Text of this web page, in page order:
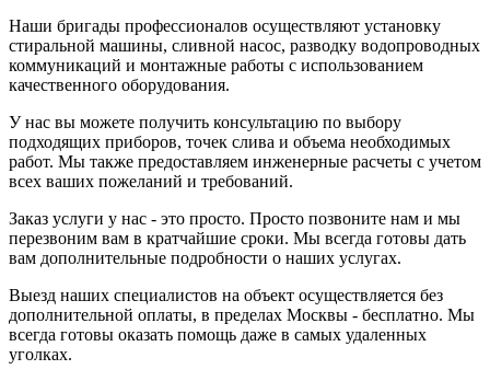
Наши бригады профессионалов осуществляют установку
стиральной машины, сливной насос, разводку водопроводных
коммуникаций и монтажные работы с использованием
качественного оборудования.
У нас вы можете получить консультацию по выбору
подходящих приборов, точек слива и объема необходимых
работ. Мы также предоставляем инженерные расчеты с учетом
всех ваших пожеланий и требований.
Заказ услуги у нас - это просто. Просто позвоните нам и мы
перезвоним вам в кратчайшие сроки. Мы всегда готовы дать
вам дополнительные подробности о наших услугах.
Выезд наших специалистов на объект осуществляется без
дополнительной оплаты, в пределах Москвы - бесплатно. Мы
всегда готовы оказать помощь даже в самых удаленных
уголках.